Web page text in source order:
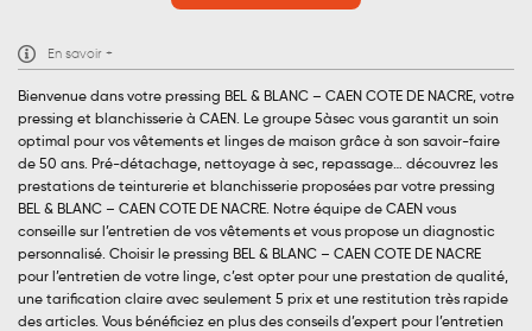
En savoir +
Bienvenue dans votre pressing BEL & BLANC – CAEN COTE DE NACRE, votre
pressing et blanchisserie à CAEN. Le groupe 5àsec vous garantit un soin
optimal pour vos vêtements et linges de maison grâce à son savoir-faire
de 50 ans. Pré-détachage, nettoyage à sec, repassage… découvrez les
prestations de teinturerie et blanchisserie proposées par votre pressing
BEL & BLANC – CAEN COTE DE NACRE. Notre équipe de CAEN vous
conseille sur l’entretien de vos vêtements et vous propose un diagnostic
personnalisé. Choisir le pressing BEL & BLANC – CAEN COTE DE NACRE
pour l’entretien de votre linge, c’est opter pour une prestation de qualité,
une tarification claire avec seulement 5 prix et une restitution très rapide
des articles. Vous bénéficiez en plus des conseils d’expert pour l’entretien